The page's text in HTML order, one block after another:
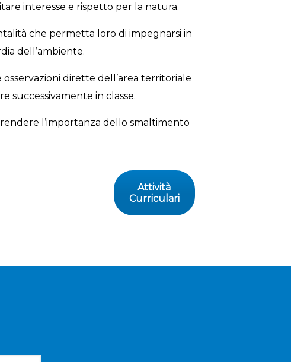
interesse e rispetto per la natura.
che permetta loro di impegnarsi in
dell’ambiente.
dirette dell’area territoriale
successivamente in classe.
l’importanza dello smaltimento
Attività
Curriculari